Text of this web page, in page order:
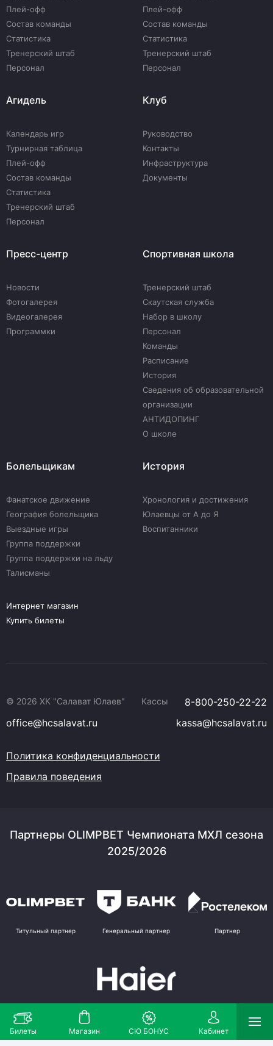
Билеты Магазин СЮ БОНУС Кабинет
Плей-офф
Состав команды
Статистика
Тренерский штаб
Персонал
Плей-офф
Состав команды
Статистика
Тренерский штаб
Персонал
Агидель
Календарь игр
Турнирная таблица
Плей-офф
Состав команды
Статистика
Тренерский штаб
Персонал
Клуб
Руководство
Контакты
Инфраструктура
Документы
Пресс-центр
Новости
Фотогалерея
Видеогалерея
Программки
Спортивная школа
Тренерский штаб
Скаутская служба
Набор в школу
Персонал
Команды
Расписание
История
Сведения об образовательной
организации
АНТИДОПИНГ
О школе
Болельщикам
Фанатское движение
География болельщика
Выездные игры
Группа поддержки
Группа поддержки на льду
Талисманы
История
Хронология и достижения
Юлаевцы от А до Я
Воспитанники
Интернет магазин
Купить билеты
© 2026 ХК "Салават Юлаев" Кассы
8-800-250-22-22
office@hcsalavat.ru
kassa@hcsalavat.ru
Политика конфиденциальности
Правила поведения
Партнеры OLIMPBET Чемпионата МХЛ сезона
2025/2026
Титульный партнер Генеральный партнер Партнер